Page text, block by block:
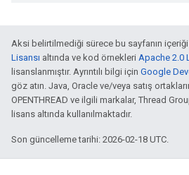
Aksi belirtilmediği sürece bu sayfanın içeriği
Lisansı altında ve kod örnekleri Apache 2.0
lisanslanmıştır. Ayrıntılı bilgi için Google
göz atın. Java, Oracle ve/veya satış
OPENTHREAD ve ilgili markalar, Thread
lisans altında kullanılmaktadır.
Son güncelleme tarihi: 2026-02-18 UTC.